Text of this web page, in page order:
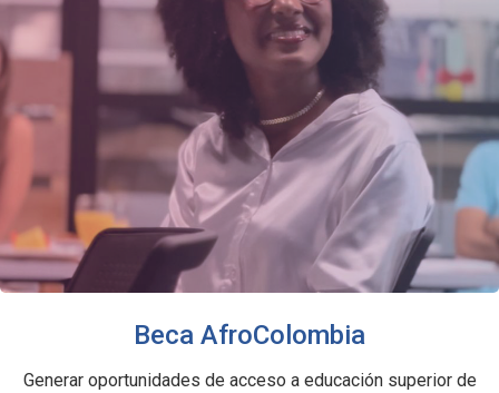
Beca AfroColombia
Generar oportunidades de acceso a educación superior de